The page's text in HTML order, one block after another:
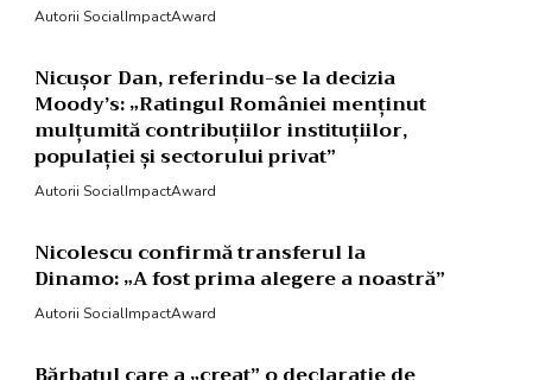
Autorii SocialImpactAward
Nicușor Dan, referindu-se la decizia
Moody’s: „Ratingul României menținut
mulțumită contribuțiilor instituțiilor,
populației și sectorului privat”
Autorii SocialImpactAward
Nicolescu confirmă transferul la
Dinamo: „A fost prima alegere a noastră”
Autorii SocialImpactAward